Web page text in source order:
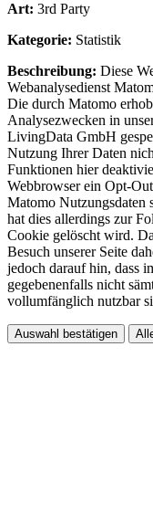
Art: 3rd Party
Kategorie: Statistik
Beschreibung: Diese
Webanalysedienst
Die durch Matomo
Analysezwecken in
LivingData GmbH
Nutzung Ihrer Daten
Funktionen hier
Webbrowser ein Opt-
Matomo Nutzungsdaten
hat dies allerdings zur
Cookie gelöscht wird.
Besuch unserer Seite
jedoch darauf hin, dass
gegebenenfalls nicht
vollumfänglich nutzbar
Auswahl bestätigen